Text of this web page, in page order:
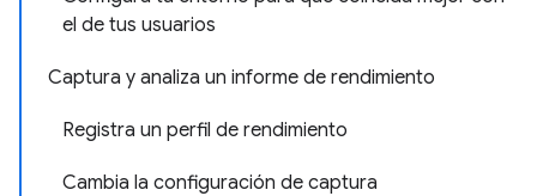
el de tus usuarios
Captura y analiza un informe de rendimiento
Registra un perfil de rendimiento
Cambia la configuración de captura